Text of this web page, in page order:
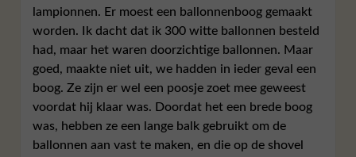
lampionnen. Er moest een ballonnenboog gemaakt
worden. Ik dacht dat ik 300 witte ballonnen besteld
had, maar het waren doorzichtige ballonnen. Maar
goed, maakte niet uit, we hadden in ieder geval een
boog. Ze zijn er wel een poosje zoet mee geweest
voordat hij klaar was. Doordat het een brede boog
was, hebben ze een lange balk gebruikt om de
ballonnen aan vast te maken, en die op de shovel